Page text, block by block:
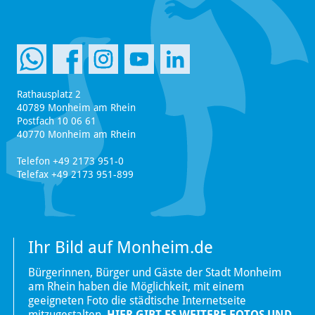
Rathausplatz 2
40789 Monheim am Rhein
Postfach 10 06 61
40770 Monheim am Rhein
Telefon +49 2173 951-0
Telefax +49 2173 951-899
Ihr Bild auf Monheim.de
Bürgerinnen, Bürger und Gäste der Stadt Monheim
am Rhein haben die Möglichkeit, mit einem
geeigneten Foto die städtische Internetseite